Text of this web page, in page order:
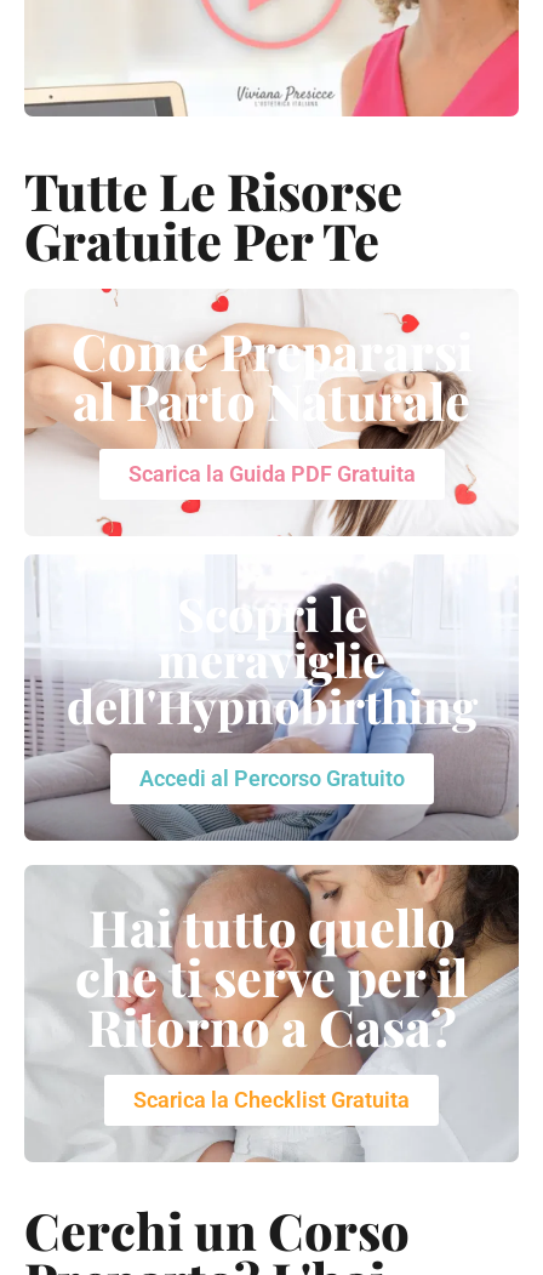
Tutte Le Risorse
Gratuite Per Te
Come Prepararsi
al Parto Naturale
Scarica la Guida PDF Gratuita
Scopri le
meraviglie
dell'Hypnobirthing
Accedi al Percorso Gratuito
Hai tutto quello
che ti serve per il
Ritorno a Casa?
Scarica la Checklist Gratuita
Cerchi un Corso